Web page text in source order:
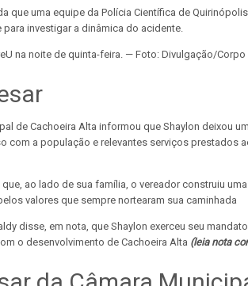
que uma equipe da Polícia Científica de
investigar a dinâmica do acidente.
na noite de quinta-feira. — Foto: Divulgação/
de Cachoeira Alta informou que Shaylon deixou
com a população e relevantes serviços prestados
ao lado de sua família, o vereador construiu
valores que sempre nortearam sua caminhada
disse, em nota, que Shaylon exerceu seu
o desenvolvimento de Cachoeira Alta (leia nota